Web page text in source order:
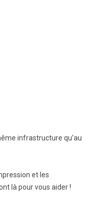
infrastructure qu’au
et les
là pour vous aider !